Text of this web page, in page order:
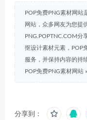
POP免费PNG素材网站
网站，众多网友为您提
PNG.POPTNC.COM分
抠设计素材元素，POP
服务，并保持内容的持
POP免费PNG素材网站 »
分享到：